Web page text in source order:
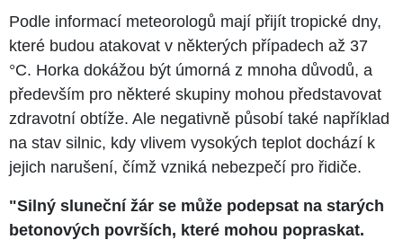
Podle informací meteorologů mají přijít tropické dny,
které budou atakovat v některých případech až 37
°C. Horka dokážou být úmorná z mnoha důvodů, a
především pro některé skupiny mohou představovat
zdravotní obtíže. Ale negativně působí také například
na stav silnic, kdy vlivem vysokých teplot dochází k
jejich narušení, čímž vzniká nebezpečí pro řidiče.
"Silný sluneční žár se může podepsat na starých
betonových površích, které mohou popraskat.